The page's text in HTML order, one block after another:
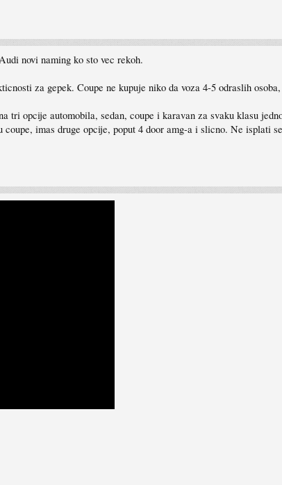
novi naming ko sto vec rekoh.
za gepek. Coupe ne kupuje niko da voza 4-5 odraslih
tri opcije automobila, sedan, coupe i karavan za svaku klasu
imas druge opcije, poput 4 door amg-a i slicno. Ne isplati